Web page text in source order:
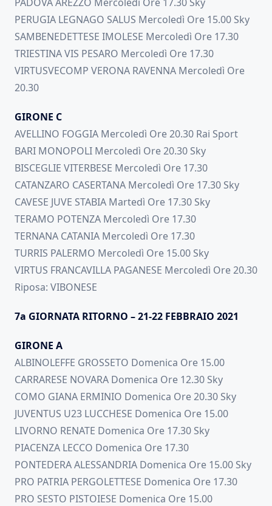
PERUGIA LEGNAGO SALUS Mercoledì Ore 15.00 Sky
SAMBENEDETTESE IMOLESE Mercoledì Ore 17.30
TRIESTINA VIS PESARO Mercoledì Ore 17.30
VIRTUSVECOMP VERONA RAVENNA Mercoledì Ore
20.30
GIRONE C
AVELLINO FOGGIA Mercoledì Ore 20.30 Rai Sport
BARI MONOPOLI Mercoledì Ore 20.30 Sky
BISCEGLIE VITERBESE Mercoledì Ore 17.30
CATANZARO CASERTANA Mercoledì Ore 17.30 Sky
CAVESE JUVE STABIA Martedì Ore 17.30 Sky
TERAMO POTENZA Mercoledì Ore 17.30
TERNANA CATANIA Mercoledì Ore 17.30
TURRIS PALERMO Mercoledì Ore 15.00 Sky
VIRTUS FRANCAVILLA PAGANESE Mercoledì Ore 20.30
Riposa: VIBONESE
7a GIORNATA RITORNO – 21-22 FEBBRAIO 2021
GIRONE A
ALBINOLEFFE GROSSETO Domenica Ore 15.00
CARRARESE NOVARA Domenica Ore 12.30 Sky
COMO GIANA ERMINIO Domenica Ore 20.30 Sky
JUVENTUS U23 LUCCHESE Domenica Ore 15.00
LIVORNO RENATE Domenica Ore 17.30 Sky
PIACENZA LECCO Domenica Ore 17.30
PONTEDERA ALESSANDRIA Domenica Ore 15.00 Sky
PRO PATRIA PERGOLETTESE Domenica Ore 17.30
PRO SESTO PISTOIESE Domenica Ore 15.00